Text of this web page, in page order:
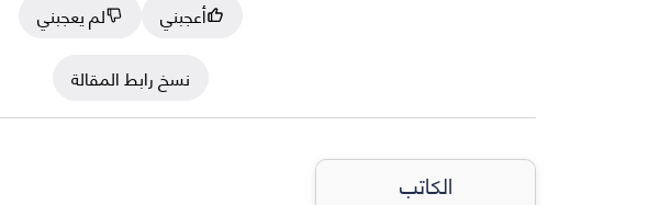
أعجبني
لم يعجبني
نسخ رابط المقالة
الكاتب